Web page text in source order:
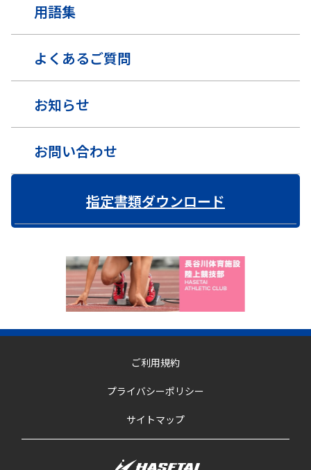
用語集
よくあるご質問
お知らせ
お問い合わせ
指定書類ダウンロード
ご利用規約
プライバシーポリシー
サイトマップ